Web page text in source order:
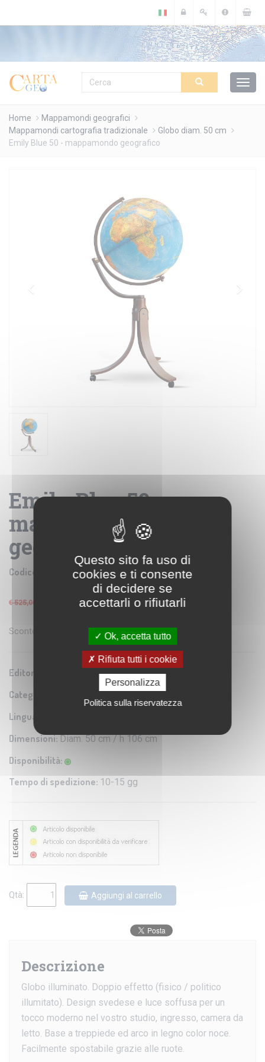
Home
Mappamondi geografici
Mappamondi cartografia tradizionale
Globo diam. 50 cm
Emily Blue 50 - mappamondo geografico
Emily Blue 50 -
mappamondo
geografico
Codice prodotto:NOV 039EM2
€ 525,00 € 446,25 IVA: 4% Inclusa
Sconto del
Editore/Produttore: Nova Rico
Categoria: Cartografia tradizionale
Lingua:
Dimensioni:Diam. 50 cm / h 106 cm
Disponibilità:
Tempo di spedizione: 10-15 gg
Qtà: Aggiungi al carrello
Descrizione
Globo illuminato. Doppio effetto (fisico / politico
illumitato). Design svedese e luce soffusa per un
tocco moderno nel vostro studio, ingresso, camera da
letto. Base a treppiede ed arco in legno color noce.
Facilmente spostabile grazie alle ruote.
Questo sito fa uso di
cookies e ti consente
di decidere se
accettarli o rifiutarli
Ok, accetta tutto
Rifiuta tutti i cookie
Personalizza
Politica sulla riservatezza